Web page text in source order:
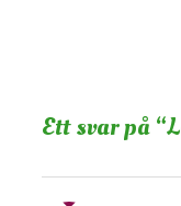
Ett svar på “